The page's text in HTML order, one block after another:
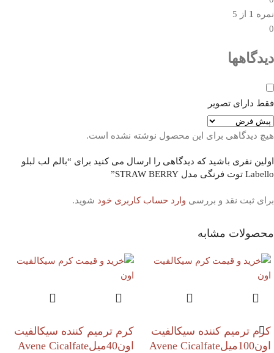
نمره 1 از 5
0
دیدگاهها
فقط دارای تصویر
هیچ دیدگاهی برای این محصول نوشته نشده است.
اولین نفری باشید که دیدگاهی را ارسال می کنید برای “بالم لب لبلو
Labello توت فرنگی مدل STRAW BERRY”
برای ثبت نقد و بررسی وارد حساب کاربری خود شوید.
محصولات مشابه
کرم ترمیم کننده سیکالفیت
اون100میلAvene Cicalfate
کرم ترمیم کننده سیکالفیت
اون40میلAvene Cicalfate